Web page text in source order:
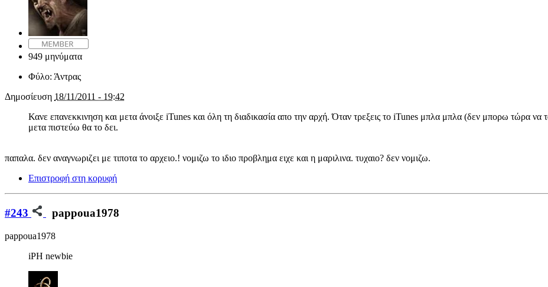
949 μηνύματα
Φύλο: Άντρας
Δημοσίευση 18/11/2011 - 19:42
Κανε επανεκκινηση και μετα άνοιξε iTunes και όλη τη διαδικασία απο την αρχή. Όταν τρεξεις το iTunes μπλα μπλα (δεν μπορω τώρα
μετα πιστεύω θα το δει.
παπαλα. δεν αναγνωριζει με τιποτα το αρχειο.! νομιζω το ιδιο προβλημα ειχε και η μαριλινα. τυχαιο? δεν νομιζω.
Επιστροφή στη κορυφή
#243 pappoua1978
pappoua1978
iPH newbie